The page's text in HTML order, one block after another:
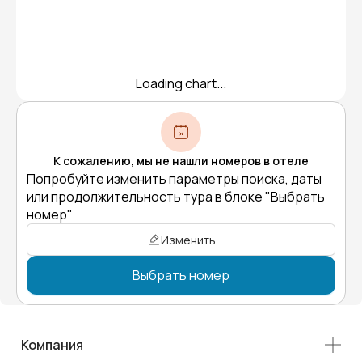
Loading chart...
К сожалению, мы не нашли номеров в отеле
Попробуйте изменить параметры поиска, даты
или продолжительность тура в блоке "Выбрать
номер"
Изменить
Выбрать номер
Компания